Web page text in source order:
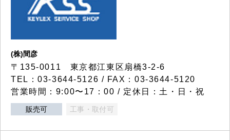
(株)間彦
〒135-0011 東京都江東区扇橋3-2-6
TEL：03-3644-5126 / FAX：03-3644-5120
営業時間：9:00〜17：00 / 定休日：土・日・祝
販売可 工事・取付可